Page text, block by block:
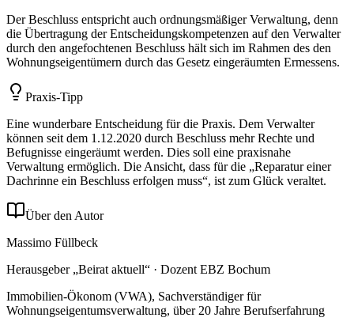
Der Beschluss entspricht auch ordnungsmäßiger Verwaltung, denn
die Übertragung der Entscheidungskompetenzen auf den Verwalter
durch den angefochtenen Beschluss hält sich im Rahmen des den
Wohnungseigentümern durch das Gesetz eingeräumten Ermessens.
Praxis-Tipp
Eine wunderbare Entscheidung für die Praxis. Dem Verwalter
können seit dem 1.12.2020 durch Beschluss mehr Rechte und
Befugnisse eingeräumt werden. Dies soll eine praxisnahe
Verwaltung ermöglich. Die Ansicht, dass für die „Reparatur einer
Dachrinne ein Beschluss erfolgen muss“, ist zum Glück veraltet.
Über den Autor
Massimo Füllbeck
Herausgeber „Beirat aktuell“ · Dozent EBZ Bochum
Immobilien-Ökonom (VWA), Sachverständiger für
Wohnungseigentumsverwaltung, über 20 Jahre Berufserfahrung